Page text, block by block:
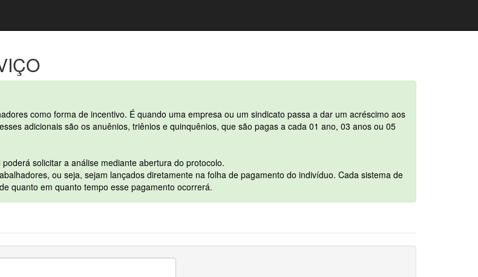
como forma de incentivo. É quando uma empresa ou um sindicato passa a dar um acréscimo aos
adicionais são os anuênios, triênios e quinquênios, que são pagas a cada 01 ano, 03 anos ou 05
solicitar a análise mediante abertura do protocolo.
ou seja, sejam lançados diretamente na folha de pagamento do indivíduo. Cada sistema de
quanto em quanto tempo esse pagamento ocorrerá.